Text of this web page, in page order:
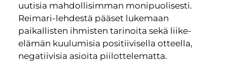
uutisia mahdollisimman monipuolisesti.
Reimari-lehdestä pääset lukemaan
paikallisten ihmisten tarinoita sekä liike-
elämän kuulumisia positiivisella otteella,
negatiivisia asioita piilottelematta.